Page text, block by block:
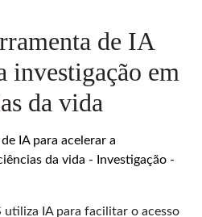
de IA
investigação em
da vida
utiliza IA para facilitar o acesso